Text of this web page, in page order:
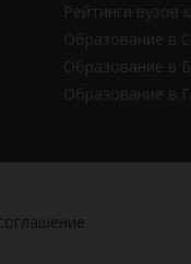
Рейтинги вузов
Образование в
Образование в
Образование в